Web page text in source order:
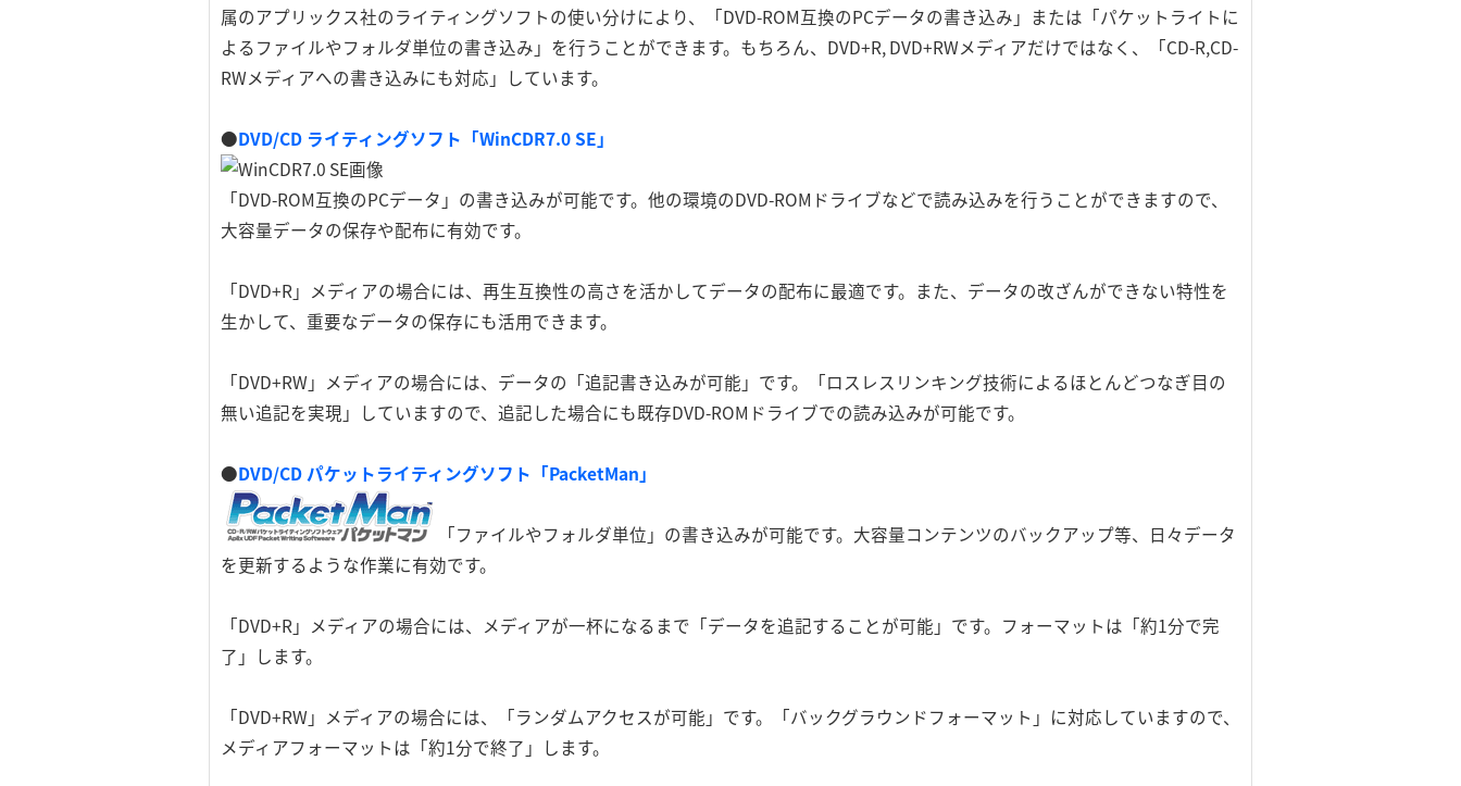
属のアプリックス社のライティングソフトの使い分けにより、「DVD-ROM互換のPCデータの書き込み」または「パケットライトに
よるファイルやフォルダ単位の書き込み」を行うことができます。もちろん、DVD+R, DVD+RWメディアだけではなく、「CD-R,CD-
RWメディアへの書き込みにも対応」しています。
●DVD/CD ライティングソフト「WinCDR7.0 SE」
「DVD-ROM互換のPCデータ」の書き込みが可能です。他の環境のDVD-ROMドライブなどで読み込みを行うことができますので、
大容量データの保存や配布に有効です。
「DVD+R」メディアの場合には、再生互換性の高さを活かしてデータの配布に最適です。また、データの改ざんができない特性を
生かして、重要なデータの保存にも活用できます。
「DVD+RW」メディアの場合には、データの「追記書き込みが可能」です。「ロスレスリンキング技術によるほとんどつなぎ目の
無い追記を実現」していますので、追記した場合にも既存DVD-ROMドライブでの読み込みが可能です。
●DVD/CD パケットライティングソフト「PacketMan」
「ファイルやフォルダ単位」の書き込みが可能です。大容量コンテンツのバックアップ等、日々データ
を更新するような作業に有効です。
「DVD+R」メディアの場合には、メディアが一杯になるまで「データを追記することが可能」です。フォーマットは「約1分で完
了」します。
「DVD+RW」メディアの場合には、「ランダムアクセスが可能」です。「バックグラウンドフォーマット」に対応していますので、
メディアフォーマットは「約1分で終了」します。